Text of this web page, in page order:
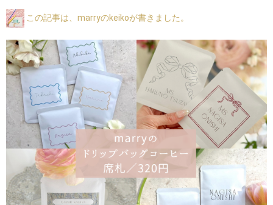
この記事は、marryのkeikoが書きました。